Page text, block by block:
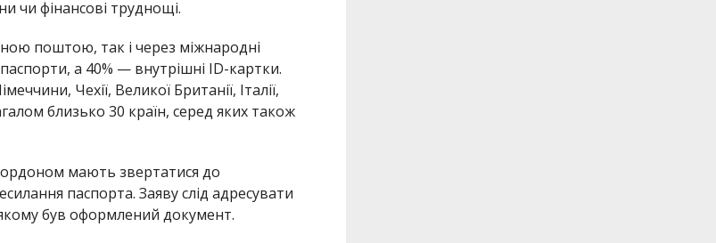
чи фінансові труднощі.
поштою, так і через міжнародні
а 40% — внутрішні ID-картки.
Чехії, Великої Британії, Італії,
близько 30 країн, серед яких також
мають звертатися до
паспорта. Заяву слід адресувати
був оформлений документ.